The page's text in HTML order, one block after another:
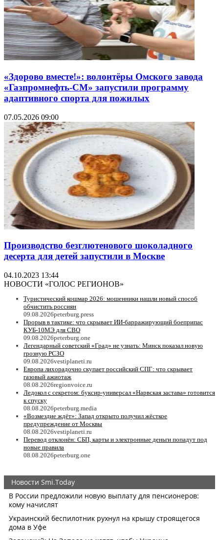
«Здорово вместе!»: волонтёры Омского завода
«Газпромнефть-СМ» запустили программу
адаптивного спорта для пожилых
07.05.2026 09:00
Производство безглютенового шоколадного
десерта для детей запустили в Москве
04.10.2023 13:44
НОВОСТИ «ГОЛОС РЕГИОНОВ»
Туристический кошмар 2026: мошенники нашли новый способ
обчистить россиян
09.08.2026peterburg.press
Прорыв в тактике: что скрывает ИИ-барражирующий боеприпас
КУБ-10МЭ для СВО
09.08.2026peterburg.one
Легендарный советский «Град» не узнать: Минск показал новую
грозную РСЗО
09.08.2026vestiplaneti.ru
Европа лихорадочно скупает российский СПГ: что скрывает
газовый ажиотаж
08.08.2026regionvoice.ru
Ледокол с секретом: буксир-универсал «Нарвская застава» готовится
к спуску
08.08.2026peterburg.media
«Возмездие ждёт»: Запад открыто получил жёсткое
предупреждение от Москвы
08.08.2026vestiplaneti.ru
Перевод отклонён: СБП, карты и электронные деньги попадут под
новые правила
08.08.2026peterburg.one